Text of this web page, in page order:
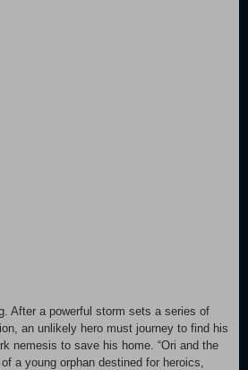
After a powerful storm sets a series of
an unlikely hero must journey to find his
nemesis to save his home. “Ori and the
a young orphan destined for heroics,